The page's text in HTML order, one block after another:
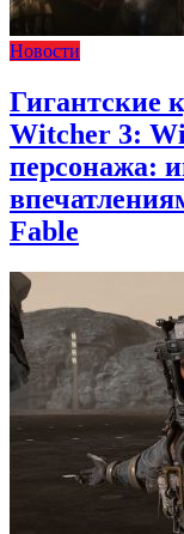
Новости
Гигантские
Witcher 3:
персонажа:
Fable